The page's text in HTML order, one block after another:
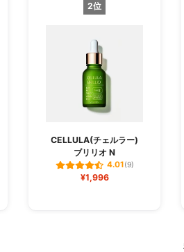
2位
CELLULA(チェルラー)
ブリリオ N
4.01(9)
¥1,996